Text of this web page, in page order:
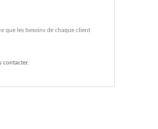
que les besoins de chaque client
contacter.